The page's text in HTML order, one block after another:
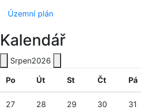
Územní plán
Kalendář
Srpen2026
Po
Út St Čt Pá
27 28 29 30 31